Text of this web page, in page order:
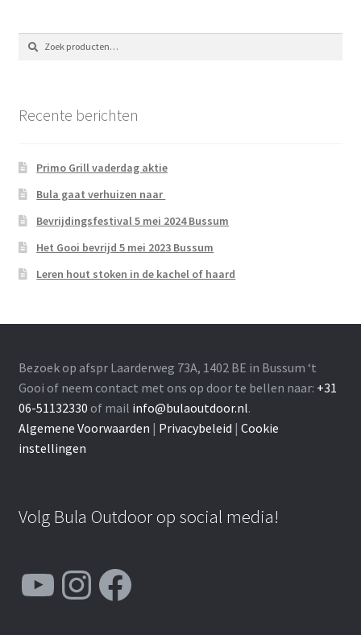
Zoeken
naar:
Zoeken
Recente berichten
Primo Grill vaderdag aktie
Bula gaat verhuizen naar
Bevrijdingsfestival 5 mei 2024 Bussum
Het Gooi bevrijd 5 mei 2023 Bussum
Leren hout stoken in de kachel of haard
Bezoek op afspr Laarderweg 73A, 1402 BE in Bussum ‘t
Gooi of neem contact met ons op door te bellen naar: +31
06-51132330 of mail info@bulaoutdoor.nl.
Algemene Voorwaarden | Privacybeleid | Cookie
instellingen
Volg Bula Outdoor op social media!
YouTube Instagram Facebook